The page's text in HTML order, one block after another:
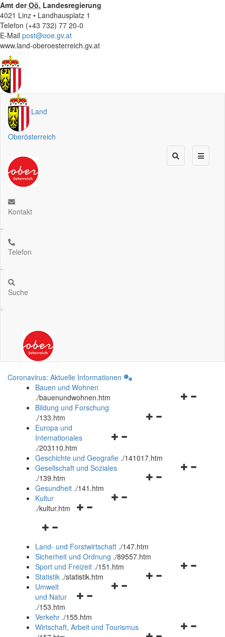
Amt derOö. Landesregierung
4021 Linz • Landhausplatz 1
Telefon (+43 732) 77 20-0
E-Mail post@ooe.gv.at
www.land-oberoesterreich.gv.at
Land
Oberösterreich
Kontakt
.
Telefon
.
Suche
.
Coronavirus: Aktuelle Informationen
Bauen und Wohnen
./bauenundwohnen.htm
Navigationsmenü
Bildung und Forschung
./133.htm
Navigationsmenü
und
schließen
Europa und
Internationales
./203110.htm
Geschichte und Geografie ./141017.htm
Navigationsmenü
Gesellschaft und Soziales
./139.htm
Navigationsmenü
Gesundheit ./141.htm
Navigationsmenü
Kultur
./kultur.htm
Navigationsmenü
und
schließen
Land- und Forstwirtschaft ./147.htm
Sicherheit und Ordnung ./89557.htm
Navigationsmenü
Sport und Freizeit ./151.htm
Navigationsmenü
Statistik ./statistik.htm
Navigationsmenü
und
schließen
Umwelt
und Natur
./153.htm
Verkehr ./155.htm
Wirtschaft, Arbeit und Tourismus